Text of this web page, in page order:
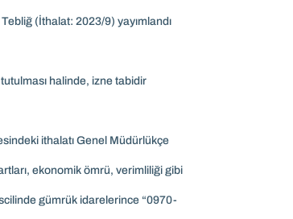
(İthalat: 2023/9) yayımlandı
halinde, izne tabidir
ithalatı Genel Müdürlükçe
ekonomik ömrü, verimliliği gibi
gümrük idarelerince “0970-